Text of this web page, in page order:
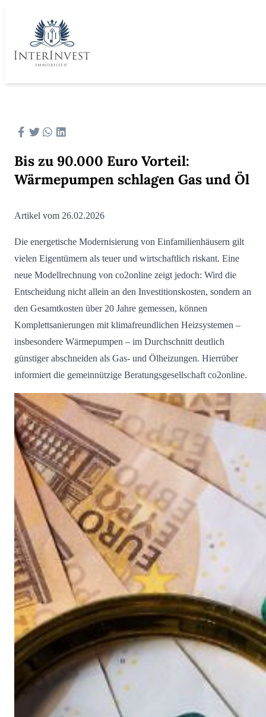
Bis zu 90.000 Euro Vorteil:
Wärmepumpen schlagen Gas und Öl
Artikel vom 26.02.2026
Die energetische Modernisierung von Einfamilienhäusern gilt
vielen Eigentümern als teuer und wirtschaftlich riskant. Eine
neue Modellrechnung von co2online zeigt jedoch: Wird die
Entscheidung nicht allein an den Investitionskosten, sondern an
den Gesamtkosten über 20 Jahre gemessen, können
Komplettsanierungen mit klimafreundlichen Heizsystemen –
insbesondere Wärmepumpen – im Durchschnitt deutlich
günstiger abschneiden als Gas- und Ölheizungen. Hierrüber
informiert die gemeinnützige Beratungsgesellschaft co2online.